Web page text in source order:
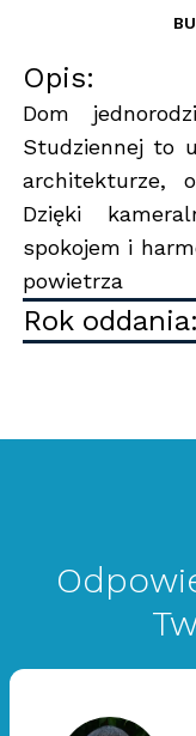
Opis:
Dom
Studziennej to
architekturze,
Dzięki
spokojem i
powietrza
Rok oddania: